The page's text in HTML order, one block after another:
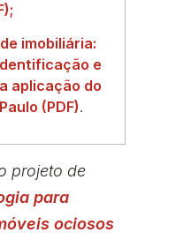
imobiliária:
e
aplicação do
(PDF).
projeto de
para
ociosos